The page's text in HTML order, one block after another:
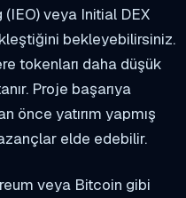
veya Initial DEX
bekleyebilirsiniz.
tokenları daha düşük
Proje başarıya
önce yatırım yapmış
elde edebilir.
veya Bitcoin gibi